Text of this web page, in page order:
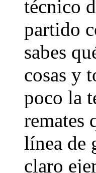
técnico
partido
sabes
cosas y
poco la
remates
línea de
claro